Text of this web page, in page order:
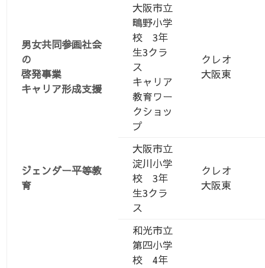
男女共同参画社会
の
啓発事業
キャリア形成支援
大阪市立
鴫野小学
校 3年
生3クラ
ス
キャリア
教育ワー
クショッ
プ
クレオ
大阪東
ジェンダー平等教
育
大阪市立
淀川小学
校 3年
生3クラ
ス
クレオ
大阪東
和光市立
第四小学
校 4年